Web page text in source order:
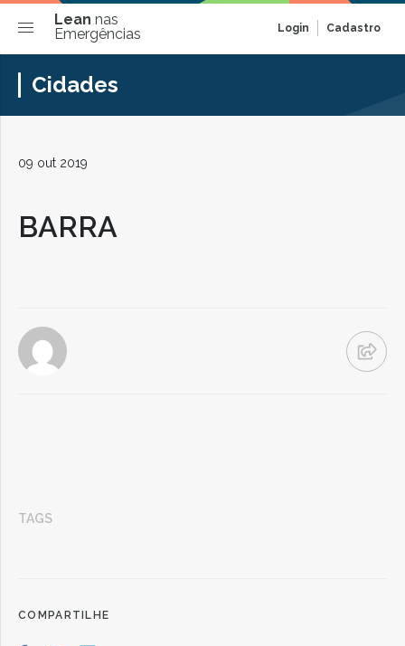
Lean nas
Emergências
Login Cadastro
Cidades
09 out 2019
BARRA
TAGS
COMPARTILHE